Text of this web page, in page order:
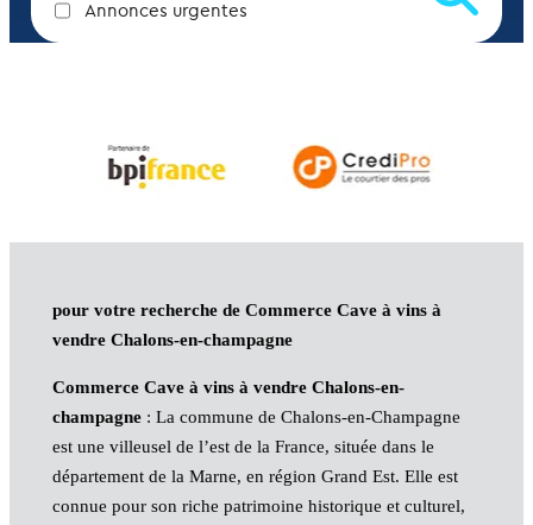
Annonces urgentes
pour votre recherche de Commerce Cave à vins à
vendre Chalons-en-champagne
Commerce Cave à vins à vendre Chalons-en-
champagne: La commune de Chalons-en-Champagne
est une villeusel de l’est de la France, située dans le
département de la Marne, en région Grand Est. Elle est
connue pour son riche patrimoine historique et culturel,